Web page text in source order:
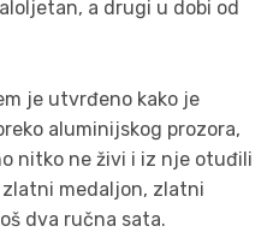
a drugi u dobi od
je utvrđeno kako je
aluminijskog prozora,
nitko ne živi i iz nje otuđili
medaljon, zlatni
dva ručna sata.